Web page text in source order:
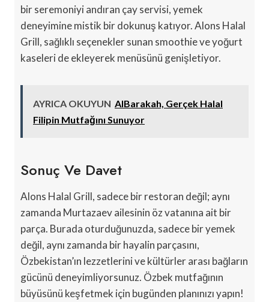
bir seremoniyi andıran çay servisi, yemek
deneyimine mistik bir dokunuş katıyor. Alons Halal
Grill, sağlıklı seçenekler sunan smoothie ve yoğurt
kaseleri de ekleyerek menüsünü genişletiyor.
AYRICA OKUYUN AlBarakah, Gerçek Halal
Filipin Mutfağını Sunuyor
Sonuç Ve Davet
Alons Halal Grill, sadece bir restoran değil; aynı
zamanda Murtazaev ailesinin öz vatanına ait bir
parça. Burada oturduğunuzda, sadece bir yemek
değil, aynı zamanda bir hayalin parçasını,
Özbekistan’ın lezzetlerini ve kültürler arası bağların
gücünü deneyimliyorsunuz. Özbek mutfağının
büyüsünü keşfetmek için bugünden planınızı yapın!